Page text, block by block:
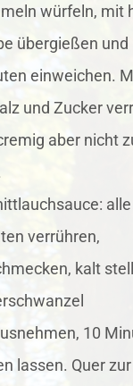
würfeln, mit
übergießen und
einweichen.
und Zucker
aber nicht
alle
verrühren,
kalt
10
lassen. Quer